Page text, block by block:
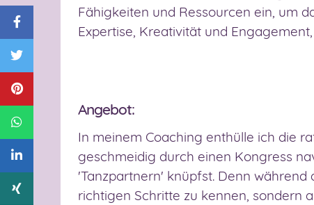
Fähigkeiten und Ressourcen ein, um
Expertise, Kreativität und
Angebot:
In meinem Coaching enthülle ich die
geschmeidig durch einen Kongress
'Tanzpartnern' knüpfst. Denn
richtigen Schritte zu kennen, sondern